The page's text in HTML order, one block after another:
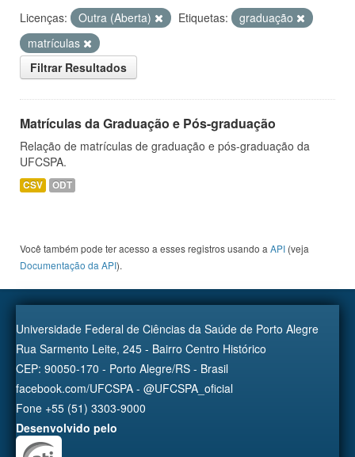
Licenças: Outra (Aberta) Etiquetas:
graduação
matrículas
Filtrar Resultados
Matrículas da Graduação e Pós-graduação
Relação de matrículas de graduação e pós-graduação da
UFCSPA.
CSV ODT
Você também pode ter acesso a esses registros usando a API (veja
Documentação da API).
Universidade Federal de Ciências da Saúde de Porto Alegre
Rua Sarmento Leite, 245 - Bairro Centro Histórico
CEP: 90050-170 - Porto Alegre/RS - Brasil
facebook.com/UFCSPA - @UFCSPA_oficial
Fone +55 (51) 3303-9000
Desenvolvido pelo